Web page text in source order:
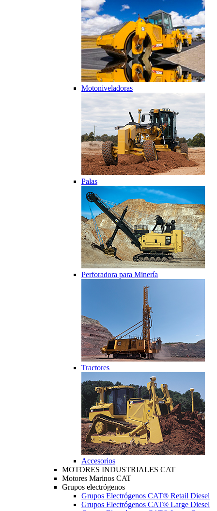
Motoniveladoras
Palas
Perforadora para Minería
Tractores
Accesorios
MOTORES INDUSTRIALES CAT
Motores Marinos CAT
Grupos electrógenos
Grupos Electrógenos CAT® Retail Diesel
Grupos Electrógenos CAT® Large Diesel